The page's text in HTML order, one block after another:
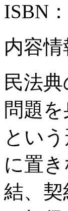
ISBN
内容
民法
問題
とい
に置
結、